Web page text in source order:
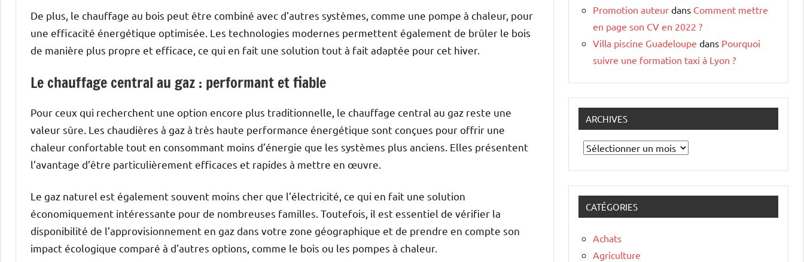
De plus, le chauffage au bois peut être combiné avec d’autres systèmes, comme une pompe à chaleur, pour
une efficacité énergétique optimisée. Les technologies modernes permettent également de brûler le bois
de manière plus propre et efficace, ce qui en fait une solution tout à fait adaptée pour cet hiver.
Le chauffage central au gaz : performant et fiable
Pour ceux qui recherchent une option encore plus traditionnelle, le chauffage central au gaz reste une
valeur sûre. Les chaudières à gaz à très haute performance énergétique sont conçues pour offrir une
chaleur confortable tout en consommant moins d’énergie que les systèmes plus anciens. Elles présentent
l’avantage d’être particulièrement efficaces et rapides à mettre en œuvre.
Le gaz naturel est également souvent moins cher que l’électricité, ce qui en fait une solution
économiquement intéressante pour de nombreuses familles. Toutefois, il est essentiel de vérifier la
disponibilité de l’approvisionnement en gaz dans votre zone géographique et de prendre en compte son
impact écologique comparé à d’autres options, comme le bois ou les pompes à chaleur.
Promotion auteur dans Comment mettre
en page son CV en 2022 ?
Villa piscine Guadeloupe dans Pourquoi
suivre une formation taxi à Lyon ?
ARCHIVES
Archives
CATÉGORIES
Achats
Agriculture